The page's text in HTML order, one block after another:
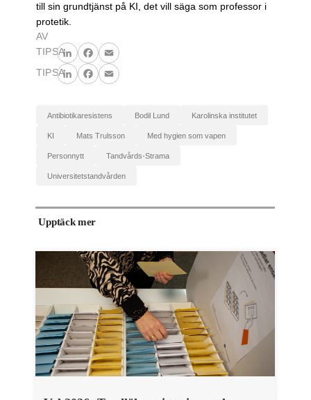
till sin grundtjänst på KI, det vill säga som professor i
protetik.
AV
TIPSA
LinkedInFacebook
Email
TIPSA
LinkedInFacebook
Email
antibiotikaresistens Bodil Lund Karolinska institutet
KI Mats Trulsson Med hygien som vapen
personnytt Tandvårds-Strama
Universitetstandvården
Upptäck mer